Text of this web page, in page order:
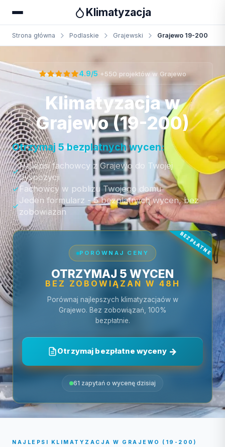
Klimatyzacja
Strona główna Podlaskie Grajewski Grajewo 19-200
Otrzymaj bezpłatną wycenę
4.9/5 +550 projektów w Grajewo
Klimatyzacja w
Grajewo (19-200)
Otrzymaj 5 bezplatnych wycen:
Najlepsi fachowcy z Grajewo do Twojej
dyspozycji
Fachowcy w poblizu Twojego domu
Jeden formularz - 5 bezplatnych wycen, bez
zobowiazan
PORÓWNAJ CENY
OTRZYMAJ 5 WYCEN
BEZ ZOBOWIĄZAŃ W 48H
Porównaj najlepszych klimatyzacjaów w
Grajewo. Bez zobowiązań, 100%
bezpłatnie.
Otrzymaj bezpłatne wyceny
61 zapytań o wycenę dzisiaj
NAJLEPSI KLIMATYZACJA W GRAJEWO (19-200)